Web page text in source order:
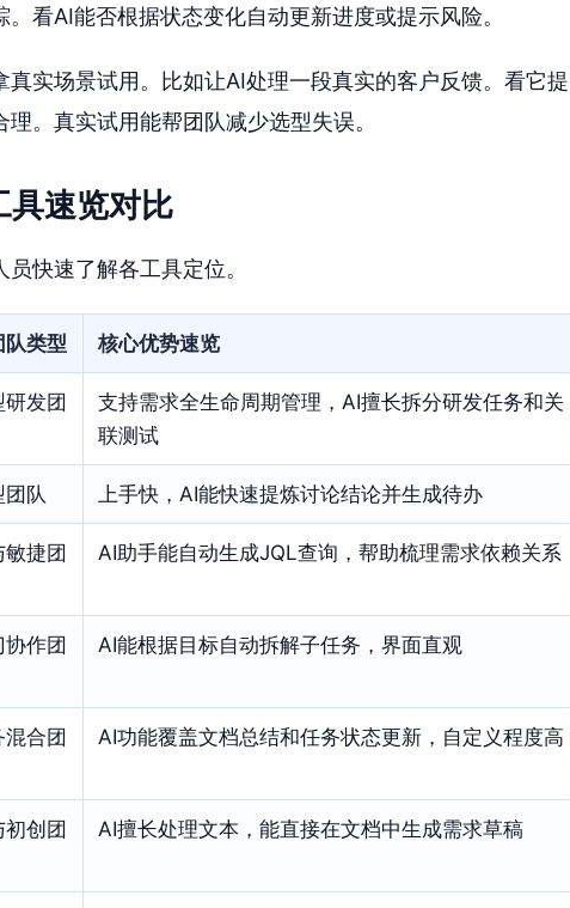
看AI能否根据状态变化自动更新进度或提示风险。
实场景试用。比如让AI处理一段真实的客户反馈。看它提
。真实试用能帮团队减少选型失误。
具速览对比
快速了解各工具定位。
队类型 核心优势速览
发团
支持需求全生命周期管理，AI擅长拆分研发任务和关
联测试
团队 上手快，AI能快速提炼讨论结论并生成待办
捷团
AI助手能自动生成JQL查询，帮助梳理需求依赖关系
作团
AI能根据目标自动拆解子任务，界面直观
合团
AI功能覆盖文档总结和任务状态更新，自定义程度高
创团
AI擅长处理文本，能直接在文档中生成需求草稿